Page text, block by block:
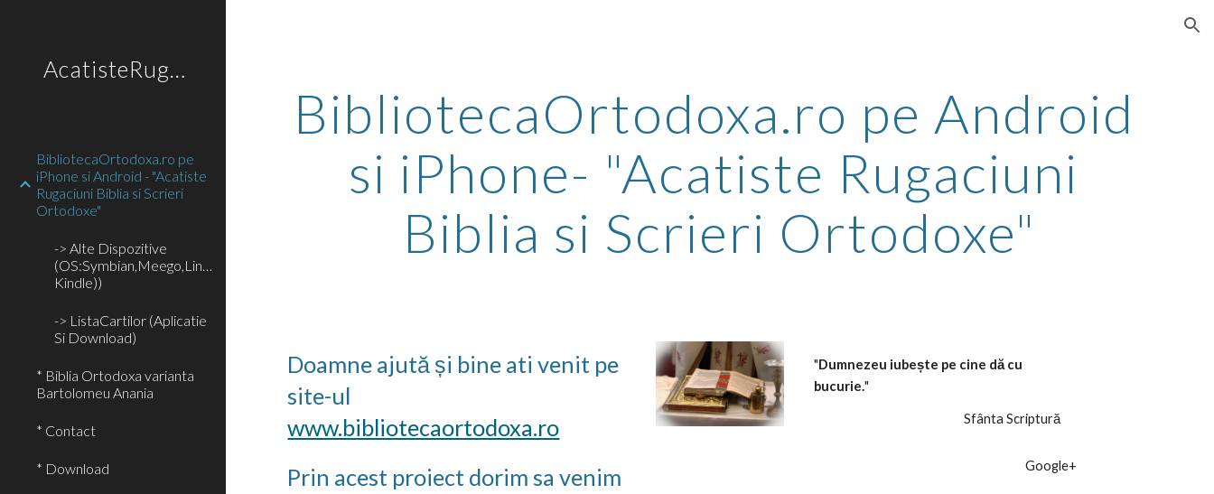
AcatisteRugaciuniOrtodoxe
BibliotecaOrtodoxa.ro pe
iPhone si Android - "Acatiste
Rugaciuni Biblia si Scrieri
Ortodoxe"
-> Alte Dispozitive
(OS:Symbian,Meego,Linux,Windows;
Kindle))
-> ListaCartilor (Aplicatie
Si Download)
* Biblia Ortodoxa varianta
Bartolomeu Anania
* Contact
* Download
BibliotecaOrtodoxa.ro pe Android
si iPhone- "Acatiste Rugaciuni
Biblia si Scrieri Ortodoxe"
Doamne ajută și bine ati venit pe
www.bibliotecaortodoxa.ro
Prin acest proiect dorim sa venim
"Dumnezeu iubește pe cine dă cu
bucurie."
  Sfânta Scriptură
Google+